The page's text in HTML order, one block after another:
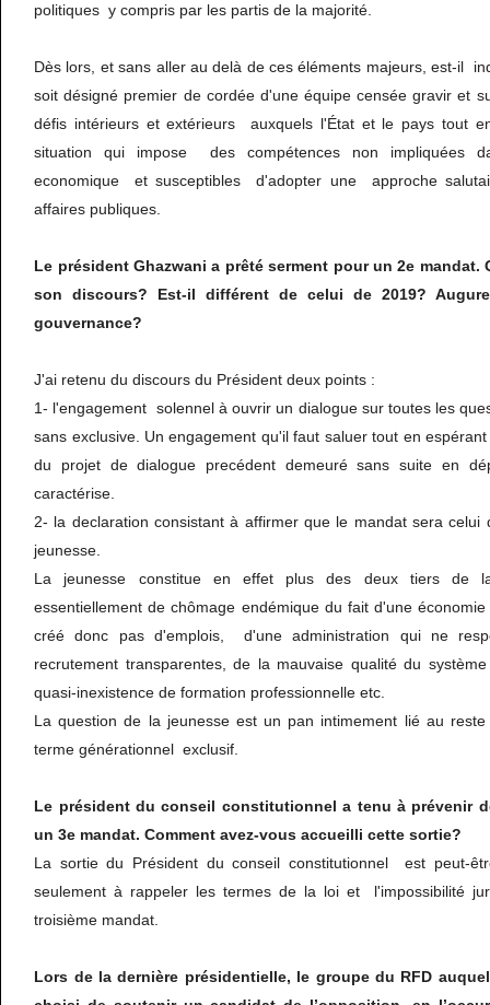
politiques y compris par les partis de la majorité.
Dès lors, et sans aller au delà de ces éléments majeurs, est-il
soit désigné premier de cordée d'une équipe censée gravir et
défis intérieurs et extérieurs auxquels l'État et le pays tout
situation qui impose des compétences non impliquées
economique et susceptibles d'adopter une approche
affaires publiques.
Le président Ghazwani a prêté serment pour un 2e mandat.
son discours? Est-il différent de celui de 2019?
gouvernance?
J'ai retenu du discours du Président deux points :
1- l'engagement solennel à ouvrir un dialogue sur toutes les
sans exclusive. Un engagement qu'il faut saluer tout en
du projet de dialogue precédent demeuré sans suite en
caractérise.
2- la declaration consistant à affirmer que le mandat sera celui
jeunesse.
La jeunesse constitue en effet plus des deux tiers de
essentiellement de chômage endémique du fait d'une
créé donc pas d'emplois, d'une administration qui ne
recrutement transparentes, de la mauvaise qualité du
quasi-inexistence de formation professionnelle etc.
La question de la jeunesse est un pan intimement lié au
terme générationnel exclusif.
Le président du conseil constitutionnel a tenu à prévenir
un 3e mandat. Comment avez-vous accueilli cette sortie?
La sortie du Président du conseil constitutionnel est peut-
seulement à rappeler les termes de la loi et l'impossibilité
troisième mandat.
Lors de la dernière présidentielle, le groupe du RFD